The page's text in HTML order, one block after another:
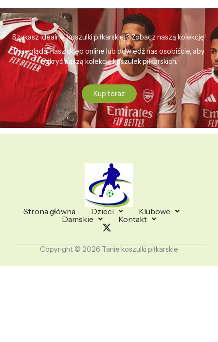
Szukasz idealnej koszulki piłkarskiej? Zobacz naszą kolekcję!
Przeglądaj nasz sklep online lub odwiedź nas osobiście, aby
odkryć naszą kolekcję koszulek piłkarskich.
Kup teraz
Strona główna Dzieci
Klubowe
Damskie
Kontakt
Copyright © 2026 Tanie koszulki piłkarskie